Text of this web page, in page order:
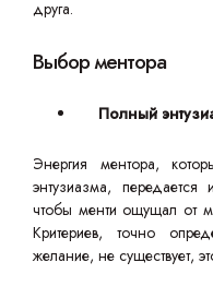
друга.
Выбор ментора
Полный
Энергия ментора,
энтузиазма,
чтобы менти ощущал от
Критериев, точно
желание, не существует,